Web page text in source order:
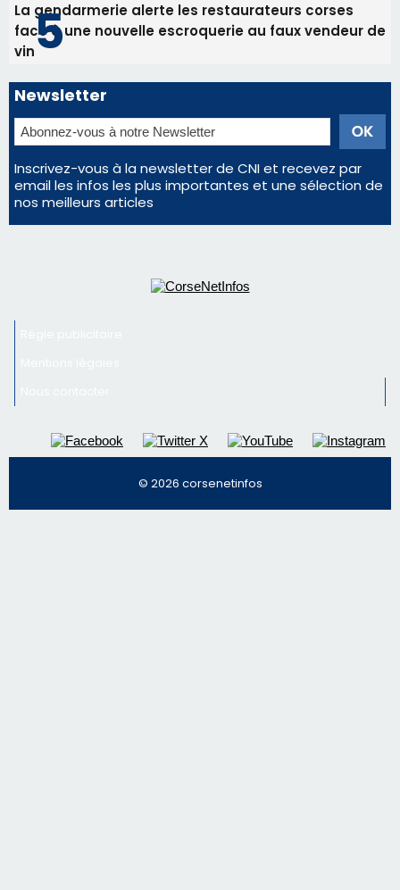
La gendarmerie alerte les restaurateurs corses
face à une nouvelle escroquerie au faux vendeur de
vin
Newsletter
Inscrivez-vous à la newsletter de CNI et recevez par
email les infos les plus importantes et une sélection de
nos meilleurs articles
© 2026 corsenetinfos